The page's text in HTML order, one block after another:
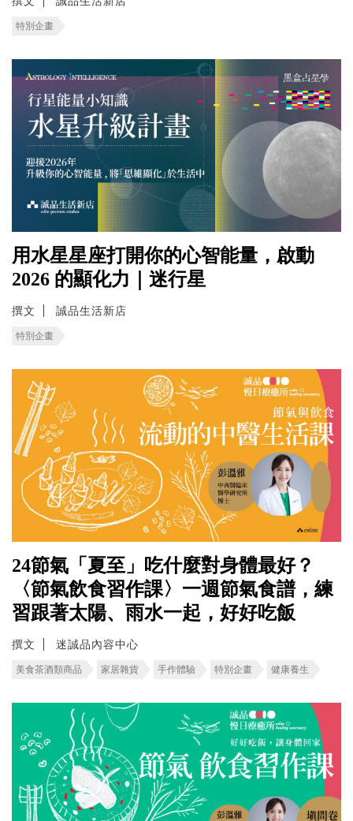
特別企畫
用水星星座打開你的心智能量，啟動
2026 的顯化力｜迷行星
撰文 誠品生活新店
特別企畫
24節氣「夏至」吃什麼對身體最好？
〈節氣飲食習作課〉一週節氣食譜，練
習跟著太陽、雨水一起，好好吃飯
撰文 迷誠品內容中心
美食茶酒類商品 家居雜貨 手作體驗 特別企畫 健康養生